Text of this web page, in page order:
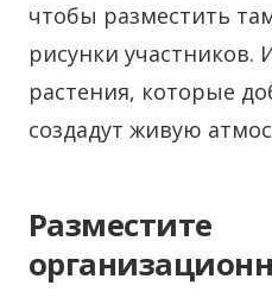
чтобы разместить
рисунки участников.
растения, которые
создадут живую
Разместите